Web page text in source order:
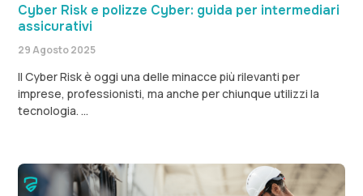
Cyber Risk e polizze Cyber: guida per intermediari
assicurativi
29 Agosto 2025
Il Cyber Risk è oggi una delle minacce più rilevanti per
imprese, professionisti, ma anche per chiunque utilizzi la
tecnologia.